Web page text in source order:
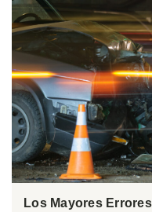
Los Mayores